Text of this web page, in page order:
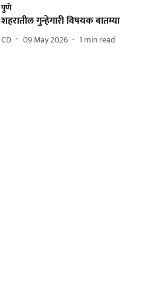
पुणे
शहरातील गुन्हेगारी विषयक बातम्या
CD 09 May 2026 1 min read